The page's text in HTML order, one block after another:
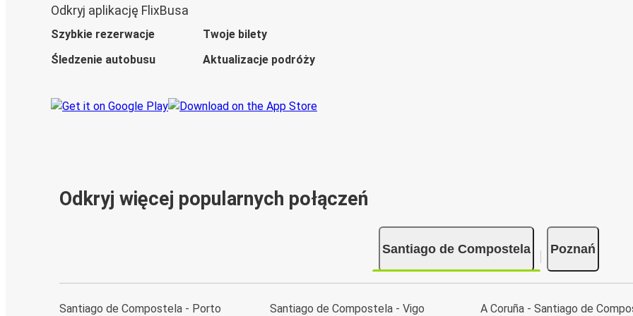
Odkryj aplikację FlixBusa
Szybkie rezerwacje
Twoje bilety
Śledzenie autobusu
Aktualizacje podróży
Odkryj więcej popularnych połączeń
Santiago de Compostela Poznań
Santiago de Compostela - Porto Santiago de Compostela - Vigo A Coruña - Santiago de